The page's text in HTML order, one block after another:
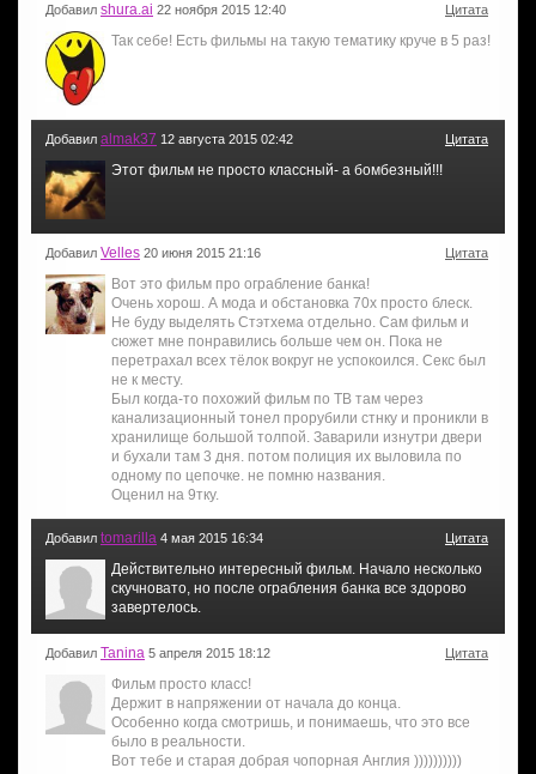
Добавил shura.ai 22 ноября 2015 12:40 Цитата
Так себе! Есть фильмы на такую тематику круче в 5 раз!
Добавил almak37 12 августа 2015 02:42 Цитата
Этот фильм не просто классный- а бомбезный!!!
Добавил Velles 20 июня 2015 21:16 Цитата
Вот это фильм про ограбление банка!
Очень хорош. А мода и обстановка 70х просто блеск.
Не буду выделять Стэтхема отдельно. Сам фильм и
сюжет мне понравились больше чем он. Пока не
перетрахал всех тёлок вокруг не успокоился. Секс был
не к месту.
Был когда-то похожий фильм по ТВ там через
канализационный тонел прорубили стнку и проникли в
хранилище большой толпой. Заварили изнутри двери
и бухали там 3 дня. потом полиция их выловила по
одному по цепочке. не помню названия.
Оценил на 9тку.
Добавил tomarilla 4 мая 2015 16:34 Цитата
Действительно интересный фильм. Начало несколько
скучновато, но после ограбления банка все здорово
завертелось.
Добавил Tanina 5 апреля 2015 18:12 Цитата
Фильм просто класс!
Держит в напряжении от начала до конца.
Особенно когда смотришь, и понимаешь, что это все
было в реальности.
Вот тебе и старая добрая чопорная Англия ))))))))))